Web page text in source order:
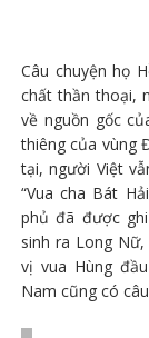
Câu chuyện họ
chất thần thoại,
về nguồn gốc
thiêng của vùng
tại, người Việt
“Vua cha Bát
phủ đã được
sinh ra Long
vị vua Hùng
Nam cũng có